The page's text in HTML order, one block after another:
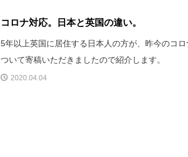
コロナ対応。日本と英国の違い。
5年以上英国に居住する日本人の方が、昨今のコ
ついて寄稿いただきましたので紹介します。
2020.04.04